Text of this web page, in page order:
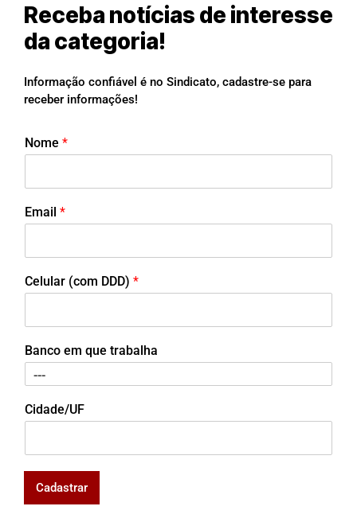
Receba notícias de interesse
da categoria!
Informação confiável é no Sindicato, cadastre-se para
receber informações!
Nome *
Email *
Celular (com DDD) *
Banco em que trabalha
Cidade/UF
Cadastrar